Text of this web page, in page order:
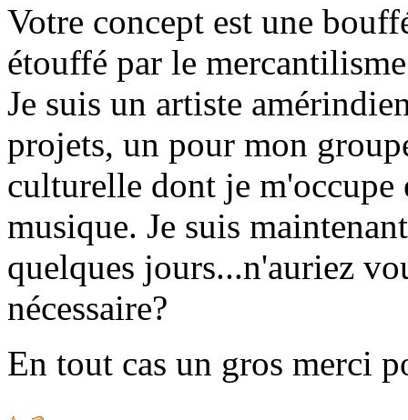
Votre concept est une
étouffé par le
Je suis un artiste
projets, un pour mon
culturelle dont je
musique. Je suis
quelques jours...n'auriez
nécessaire?
En tout cas un gros merci